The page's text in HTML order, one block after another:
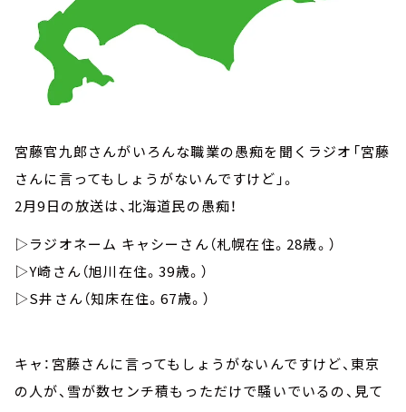
宮藤官九郎さんがいろんな職業の愚痴を聞くラジオ「宮藤
さんに言ってもしょうがないんですけど」。
2月9日の放送は、北海道民の愚痴！
▷ラジオネーム キャシーさん（札幌在住。28歳。）
▷Y崎さん（旭川在住。39歳。）
▷S井さん（知床在住。67歳。）
キャ：宮藤さんに言ってもしょうがないんですけど、東京
の人が、雪が数センチ積もっただけで騒いでいるの、見て